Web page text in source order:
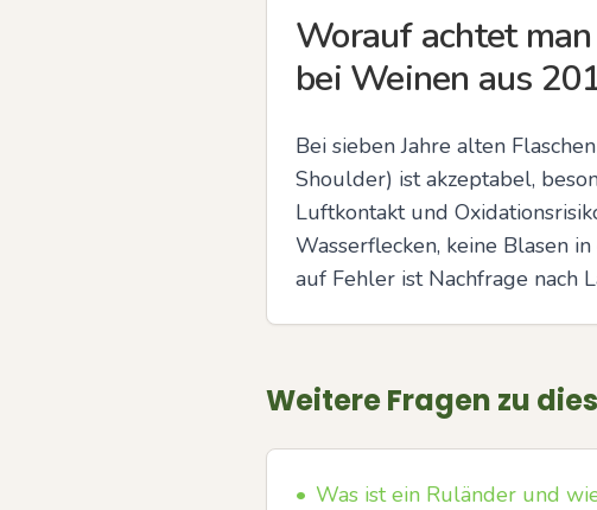
Worauf achtet
bei Weinen aus
Bei sieben Jahre alten
Shoulder) ist akzeptabel,
Luftkontakt und
Wasserflecken, keine Blasen
auf Fehler ist Nachfrage nach
Weitere Fragen zu
• Was ist ein Ruländer und